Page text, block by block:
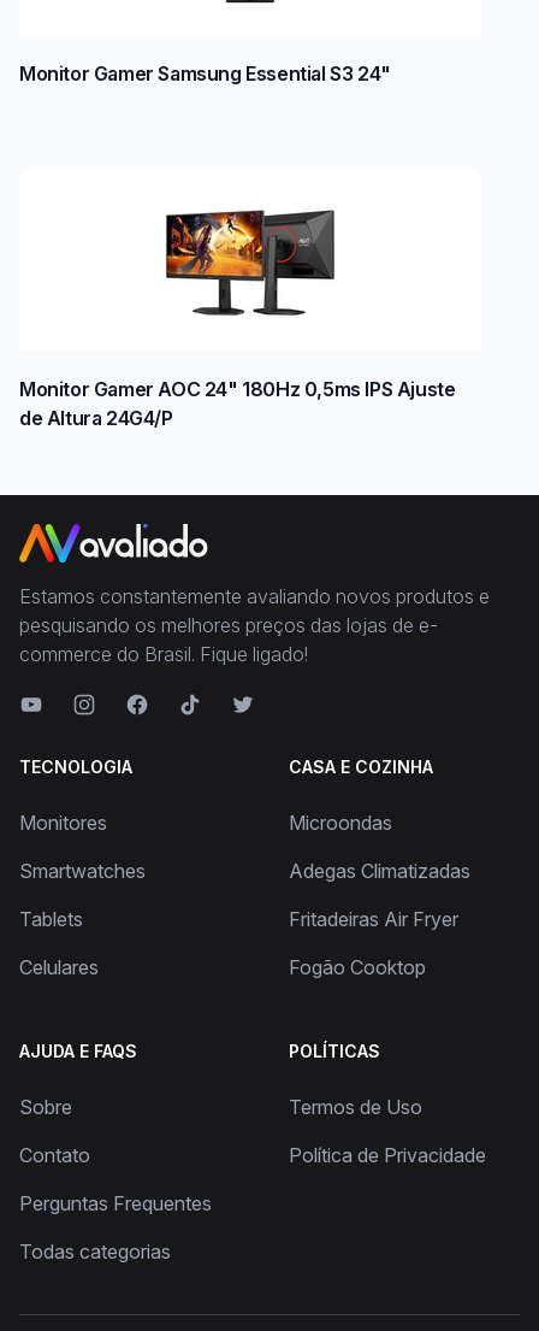
Monitor Gamer Samsung Essential S3 24"
Monitor Gamer AOC 24" 180Hz 0,5ms IPS Ajuste
de Altura 24G4/P
Estamos constantemente avaliando novos produtos e
pesquisando os melhores preços das lojas de e-
commerce do Brasil. Fique ligado!
TECNOLOGIA
Monitores
Smartwatches
Tablets
Celulares
CASA E COZINHA
Microondas
Adegas Climatizadas
Fritadeiras Air Fryer
Fogão Cooktop
AJUDA E FAQS
Sobre
Contato
Perguntas Frequentes
Todas categorias
POLÍTICAS
Termos de Uso
Política de Privacidade